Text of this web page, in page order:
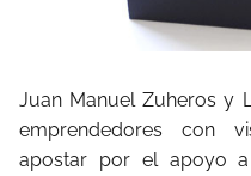
Juan Manuel Zuheros y
emprendedores con
apostar por el apoyo